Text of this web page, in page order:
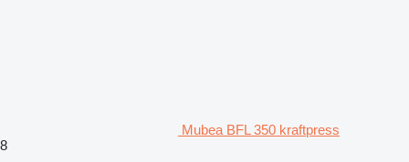
Mubea BFL 350 kraftpress
8